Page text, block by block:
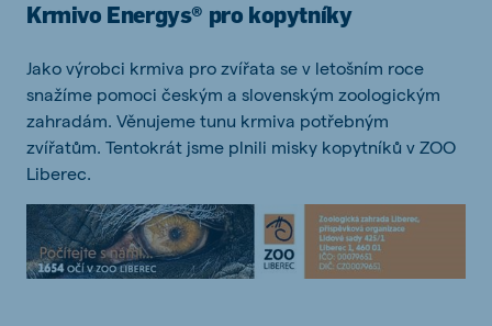
Krmivo Energys® pro kopytníky
Jako výrobci krmiva pro zvířata se v letošním roce
snažíme pomoci českým a slovenským zoologickým
zahradám. Věnujeme tunu krmiva potřebným
zvířatům. Tentokrát jsme plnili misky kopytníků v ZOO
Liberec.